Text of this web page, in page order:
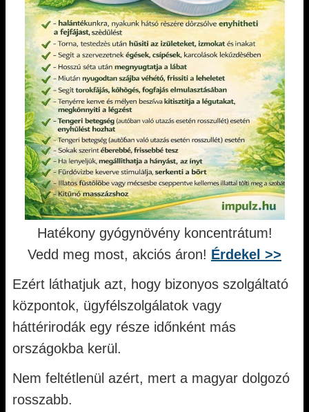
Hatékony gyógynövény koncentrátum!
Vedd meg most, akciós áron! Érdekel >>
Ezért láthatjuk azt, hogy bizonyos szolgáltató
központok, ügyfélszolgálatok vagy
háttérirodák egy része időnként más
országokba kerül.
Nem feltétlenül azért, mert a magyar dolgozó
rosszabb.